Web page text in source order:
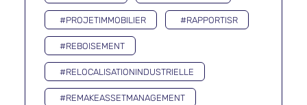
#PROJETIMMOBILIER #RAPPORTISR
#REBOISEMENT
#RELOCALISATIONINDUSTRIELLE
#REMAKEASSETMANAGEMENT